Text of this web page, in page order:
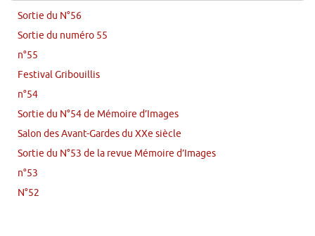
Sortie du N°56
Sortie du numéro 55
n°55
Festival Gribouillis
n°54
Sortie du N°54 de Mémoire d’Images
Salon des Avant-Gardes du XXe siècle
Sortie du N°53 de la revue Mémoire d’Images
n°53
N°52